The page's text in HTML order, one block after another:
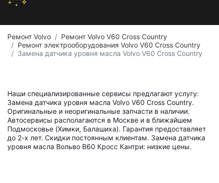
Ремонт Volvo
Ремонт Volvo V60 Cross Country
Ремонт электрооборудования Volvo V60 Cross Country
Замена датчика уровня масла Volvo V60 Cross Country
Наши специализированные сервисы предлагают услугу:
Замена датчика уровня масла Volvo V60 Cross Country.
Оригинальные и неоригинальные запчасти в наличии.
Автосервисы располагаются в Москве и в ближайшем
Подмосковье (Химки, Балашиха). Гарантия предоставляет
до 2-х лет. Скидки постоянным клиентам. Замена датчика
уровня масла Вольво В60 Кросс Кантри: низкие цены.